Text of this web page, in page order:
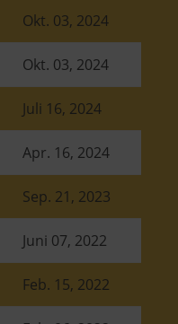
Okt. 03, 2024
Okt. 03, 2024
Juli 16, 2024
Apr. 16, 2024
Sep. 21, 2023
Juni 07, 2022
Feb. 15, 2022